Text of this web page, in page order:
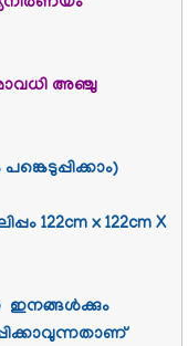
അഞ്ചു
122cm x 122cm X
ഇനങ്ങൾക്കും